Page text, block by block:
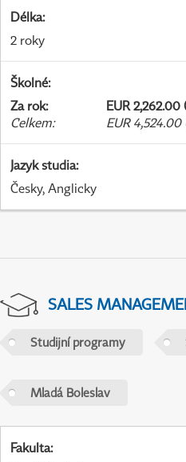
Délka:
2 roky
Školné:
Za rok:
EUR 2,262.00
Celkem: EUR 4,524.00
Jazyk studia:
Česky, Anglicky
SALES
Studijní programy
Mladá Boleslav
Fakulta: